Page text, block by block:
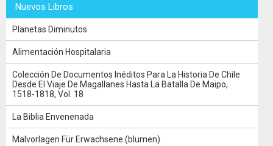
Nuevos Libros
Planetas Diminutos
Alimentación Hospitalaria
Colección De Documentos Inéditos Para La Historia De Chile
Desde El Viaje De Magallanes Hasta La Batalla De Maipo,
1518-1818, Vol. 18
La Biblia Envenenada
Malvorlagen Für Erwachsene (blumen)